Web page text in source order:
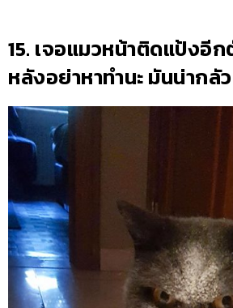
15. เจอแมวหน้าติดแป้งอีก
หลังอย่าหาทำนะ มันน่ากลัว